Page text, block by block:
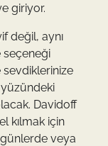
giriyor.
değil, aynı
seçeneği
Davidoff
kılmak için
veya